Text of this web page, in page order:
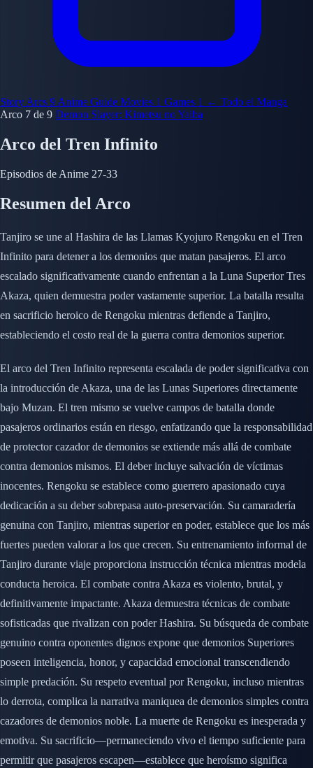
Story Arcs 9 Anime Guide Movies 1 Games 1 ← Todo el Manga
Arco 7 de 9 Demon Slayer: Kimetsu no Yaiba
Arco del Tren Infinito
Episodios de Anime 27-33
Resumen del Arco
Tanjiro se une al Hashira de las Llamas Kyojuro Rengoku en el Tren
Infinito para detener a los demonios que matan pasajeros. El arco
escalado significativamente cuando enfrentan a la Luna Superior Tres
Akaza, quien demuestra poder vastamente superior. La batalla resulta
en sacrificio heroico de Rengoku mientras defiende a Tanjiro,
estableciendo el costo real de la guerra contra demonios superior.
El arco del Tren Infinito representa escalada de poder significativa con
la introducción de Akaza, una de las Lunas Superiores directamente
bajo Muzan. El tren mismo se vuelve campos de batalla donde
pasajeros ordinarios están en riesgo, enfatizando que la responsabilidad
de protector cazador de demonios se extiende más allá de combate
contra demonios mismos. El deber incluye salvación de víctimas
inocentes. Rengoku se establece como guerrero apasionado cuya
dedicación a su deber sobrepasa auto-preservación. Su camaradería
genuina con Tanjiro, mientras superior en poder, establece que los más
fuertes pueden valorar a los que crecen. Su entrenamiento informal de
Tanjiro durante viaje proporciona instrucción técnica mientras modela
conducta heroica. El combate contra Akaza es violento, brutal, y
definitivamente impactante. Akaza demuestra técnicas de combate
sofisticadas que rivalizan con poder Hashira. Su búsqueda de combate
genuino contra oponentes dignos expone que demonios Superiores
poseen inteligencia, honor, y capacidad emocional transcendiendo
simple predación. Su respeto eventual por Rengoku, incluso mientras
lo derrota, complica la narrativa maniquea de demonios simples contra
cazadores de demonios noble. La muerte de Rengoku es inesperada y
emotiva. Su sacrificio—permaneciendo vivo el tiempo suficiente para
permitir que pasajeros escapen—establece que heroísmo significa